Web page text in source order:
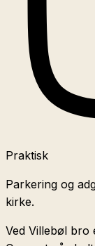
Praktisk
Parkering og
kirke.
Ved Villebøl bro